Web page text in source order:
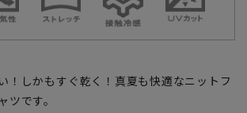
！しかもすぐ乾く！真夏も快適なニットフ
ツです。